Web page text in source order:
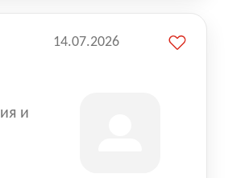
и
14.07.2026